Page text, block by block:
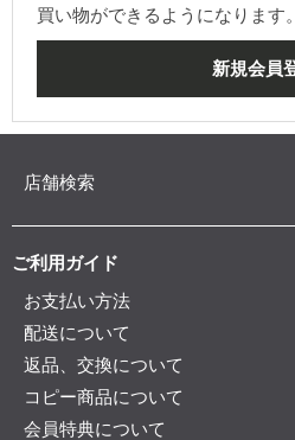
買い物ができるようになります。
店舗検索
ご利用ガイド
お支払い方法
配送について
返品、交換について
コピー商品について
会員特典について